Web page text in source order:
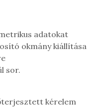
adatokat
okmány kiállítása
sor.
kérelem